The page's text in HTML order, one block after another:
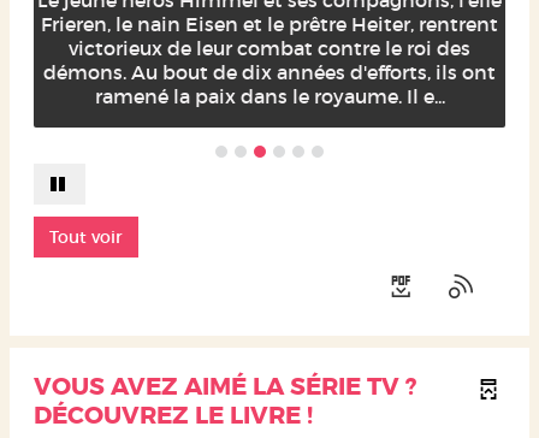
Frieren, le nain Eisen et le prêtre Heiter, rentrent
victorieux de leur combat contre le roi des
démons. Au bout de dix années d'efforts, ils ont
ramené la paix dans le royaume. Il e...
Tout voir
VOUS AVEZ AIMÉ LA SÉRIE TV ?
DÉCOUVREZ LE LIVRE !